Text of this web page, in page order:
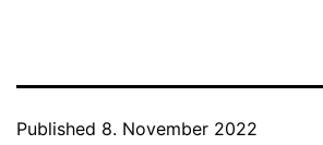
Published 8. November 2022